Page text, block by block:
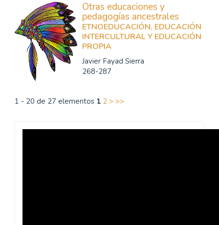
Otras educaciones y
pedagogías ancestrales
ETNOEDUCACIÓN, EDUCACIÓN
INTERCULTURAL Y EDUCACIÓN
PROPIA
Javier Fayad Sierra
268-287
1 - 20 de 27 elementos 1 2 > >>
Revista